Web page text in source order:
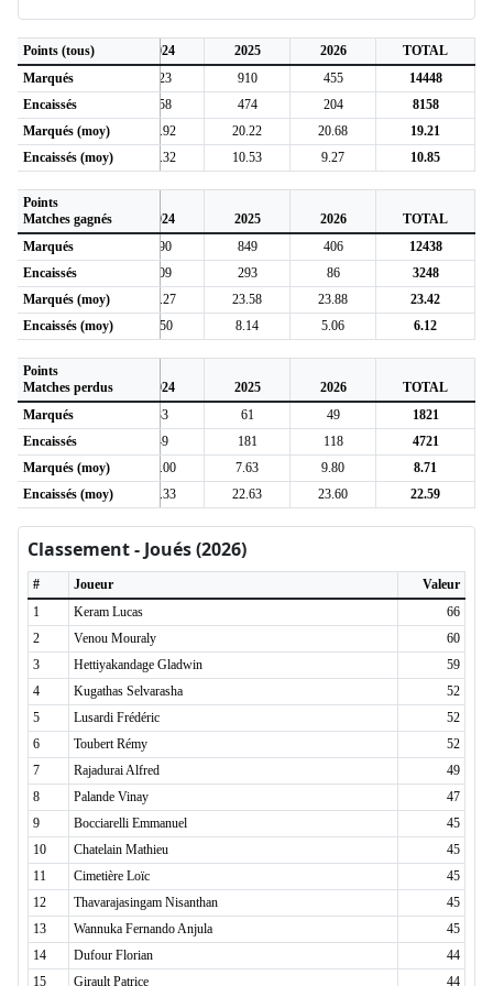
Points (tous)
2023 2024 2025 2026
TOTAL
Marqués266 523 910 455
14448
Encaissés
131 258 474 204
8158
Marqués (moy)
19.00 20.92 20.22 20.68
19.21
Encaissés (moy)
9.36 10.32 10.53 9.27 10.85
Points
Matches gagnés
2023 2024 2025 2026
TOTAL
Marqués218 490 849 406
12438
Encaissés
34 209 293 86
3248
Marqués (moy)
24.22 22.27 23.58 23.88
23.42
Encaissés (moy)
3.78 9.50 8.14 5.06 6.12
Points
Matches perdus
2023 2024 2025 2026
TOTAL
Marqués48 33 61 49
1821
Encaissés
97 49 181 118
4721
Marqués (moy)
9.60 11.00 7.63 9.80
8.71
Encaissés (moy)
19.40 16.33 22.63 23.60 22.59
Classement - Joués (2026)
# Joueur
Valeur
1
Keram Lucas
66
2
Venou Mouraly
60
3
Hettiyakandage Gladwin
59
4
Kugathas Selvarasha
52
5
Lusardi Frédéric
52
6
Toubert Rémy
52
7
Rajadurai Alfred
49
8
Palande Vinay
47
9
Bocciarelli Emmanuel
45
10
Chatelain Mathieu
45
11
Cimetière Loïc
45
12
Thavarajasingam Nisanthan
45
13
Wannuka Fernando Anjula
45
14
Dufour Florian
44
15
Girault Patrice 44